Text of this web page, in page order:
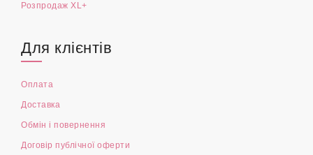
Розпродаж XL+
Для клієнтів
Оплата
Доставка
Обмін і повернення
Договір публічної оферти